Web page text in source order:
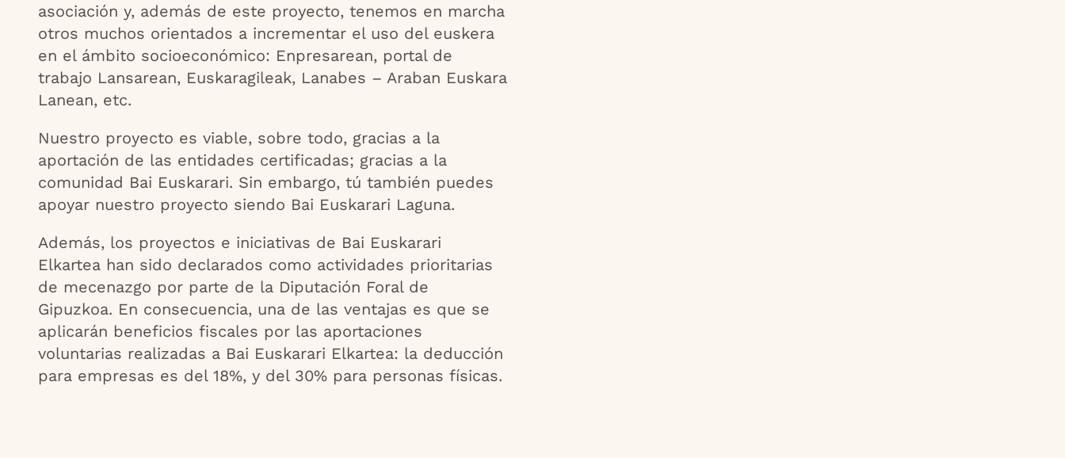
asociación y, además de este proyecto, tenemos en marcha
otros muchos orientados a incrementar el uso del euskera
en el ámbito socioeconómico: Enpresarean, portal de
trabajo Lansarean, Euskaragileak, Lanabes – Araban Euskara
Lanean, etc.
Nuestro proyecto es viable, sobre todo, gracias a la
aportación de las entidades certificadas; gracias a la
comunidad Bai Euskarari. Sin embargo, tú también puedes
apoyar nuestro proyecto siendo Bai Euskarari Laguna.
Además, los proyectos e iniciativas de Bai Euskarari
Elkartea han sido declarados como actividades prioritarias
de mecenazgo por parte de la Diputación Foral de
Gipuzkoa. En consecuencia, una de las ventajas es que se
aplicarán beneficios fiscales por las aportaciones
voluntarias realizadas a Bai Euskarari Elkartea: la deducción
para empresas es del 18%, y del 30% para personas físicas.